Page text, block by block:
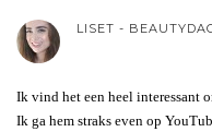
LISET -
Ik vind het een heel interessant
Ik ga hem straks even op